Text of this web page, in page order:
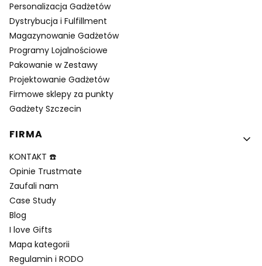
Personalizacja Gadżetów
Dystrybucja i Fulfillment
Magazynowanie Gadżetów
Programy Lojalnościowe
Pakowanie w Zestawy
Projektowanie Gadżetów
Firmowe sklepy za punkty
Gadżety Szczecin
FIRMA
KONTAKT ☎️
Opinie Trustmate
Zaufali nam
Case Study
Blog
I love Gifts
Mapa kategorii
Regulamin i RODO